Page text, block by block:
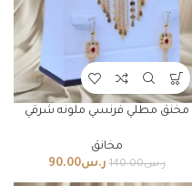
مخنق مطلي فرنسي ملونه شرقي
مخانق
ر.س140.00 ر.س90.00